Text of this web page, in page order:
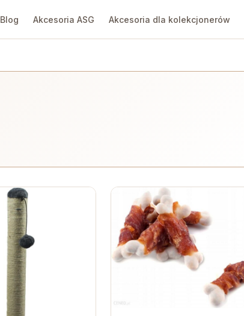
Blog Akcesoria ASG Akcesoria dla kolekcjonerów